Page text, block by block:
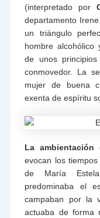
(interpretado por
departamento
un triángulo
hombre alcohólico
de unos
conmovedor. La
mujer de buena
exenta de espíritu
La ambientación
evocan los
de María
predominaba el
campaban por la
actuaba de forma